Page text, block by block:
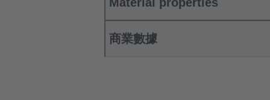
商業數據